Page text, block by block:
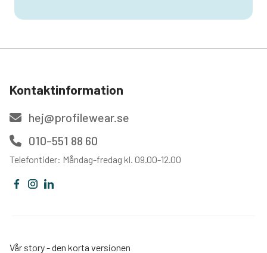
Kontaktinformation
hej@profilewear.se
010-551 88 60
Telefontider: Måndag-fredag kl. 09.00-12.00
Vår story - den korta versionen